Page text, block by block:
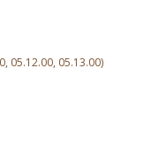
05.12.00, 05.13.00)